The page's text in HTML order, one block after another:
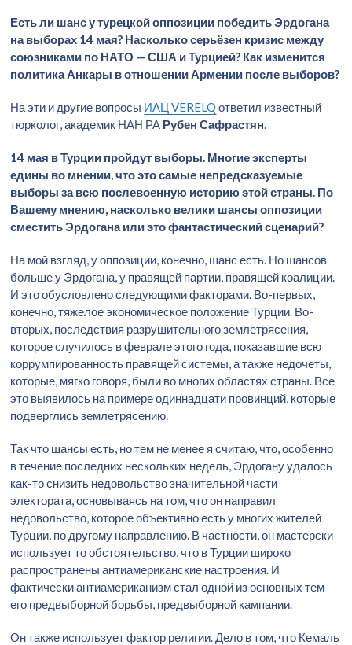
Есть ли шанс у турецкой оппозиции победить Эрдогана
на выборах 14 мая? Насколько серьёзен кризис между
союзниками по НАТО — США и Турцией? Как изменится
политика Анкары в отношении Армении после выборов?
На эти и другие вопросы ИАЦ VERELQ ответил известный
тюрколог, академик НАН РА Рубен Сафрастян.
14 мая в Турции пройдут выборы. Многие эксперты
едины во мнении, что это самые непредсказуемые
выборы за всю послевоенную историю этой страны. По
Вашему мнению, насколько велики шансы оппозиции
сместить Эрдогана или это фантастический сценарий?
На мой взгляд, у оппозиции, конечно, шанс есть. Но шансов
больше у Эрдогана, у правящей партии, правящей коалиции.
И это обусловлено следующими факторами. Во-первых,
конечно, тяжелое экономическое положение Турции. Во-
вторых, последствия разрушительного землетрясения,
которое случилось в феврале этого года, показавшие всю
коррумпированность правящей системы, а также недочеты,
которые, мягко говоря, были во многих областях страны. Все
это выявилось на примере одиннадцати провинций, которые
подверглись землетрясению.
Так что шансы есть, но тем не менее я считаю, что, особенно
в течение последних нескольких недель, Эрдогану удалось
как-то снизить недовольство значительной части
электората, основываясь на том, что он направил
недовольство, которое объективно есть у многих жителей
Турции, по другому направлению. В частности, он мастерски
использует то обстоятельство, что в Турции широко
распространены антиамериканские настроения. И
фактически антиамериканизм стал одной из основных тем
его предвыборной борьбы, предвыборной кампании.
Он также использует фактор религии. Дело в том, что Кемаль